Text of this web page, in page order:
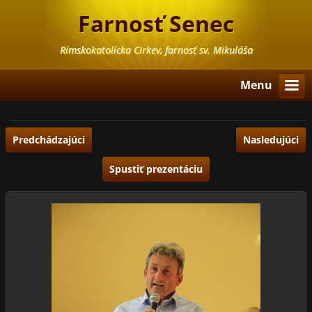
Farnosť Senec
Rímskokatolícka Cirkev, farnosť sv. Mikuláša
Menu
Predchádzajúci Nasledujúci
Spustiť prezentáciu